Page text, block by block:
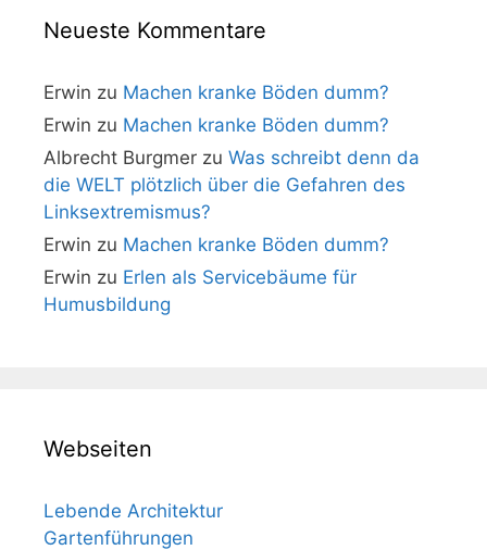
Neueste Kommentare
Erwin zu Machen kranke Böden dumm?
Erwin zu Machen kranke Böden dumm?
Albrecht Burgmer zu Was schreibt denn da
die WELT plötzlich über die Gefahren des
Linksextremismus?
Erwin zu Machen kranke Böden dumm?
Erwin zu Erlen als Servicebäume für
Humusbildung
Webseiten
Lebende Architektur
Gartenführungen